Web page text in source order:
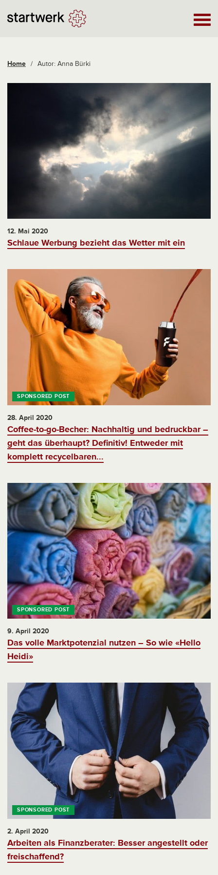
Home / Autor: Anna Bürki
12. Mai 2020
Schlaue Werbung bezieht das Wetter mit ein
28. April 2020
Coffee-to-go-Becher: Nachhaltig und bedruckbar –
geht das überhaupt? Definitiv! Entweder mit
komplett recycelbaren...
9. April 2020
Das volle Marktpotenzial nutzen – So wie «Hello
Heidi»
2. April 2020
Arbeiten als Finanzberater: Besser angestellt oder
freischaffend?